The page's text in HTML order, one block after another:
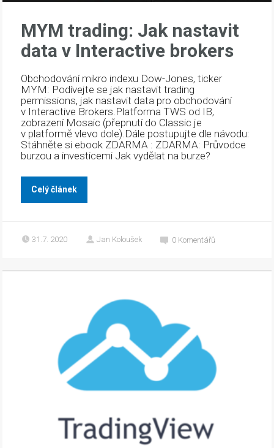
MYM trading: Jak nastavit
data v Interactive brokers
Obchodování mikro indexu Dow-Jones, ticker
MYM: Podívejte se jak nastavit trading
permissions, jak nastavit data pro obchodování
v Interactive Brokers.Platforma TWS od IB,
zobrazení Mosaic (přepnutí do Classic je
v platformě vlevo dole).Dále postupujte dle návodu:
Stáhněte si ebook ZDARMA : ZDARMA: Průvodce
burzou a investicemi Jak vydělat na burze?
Celý článek
31.7. 2020 Jan Koloušek 0 Komentářů